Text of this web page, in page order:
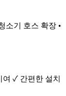
소기 호스 확장 •
✓ 간편한 설치